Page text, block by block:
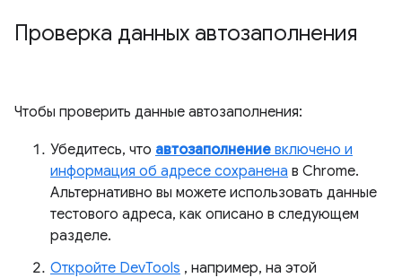
Проверка данных автозаполнения
Чтобы проверить данные автозаполнения:
Убедитесь, что автозаполнение включено и
информация об адресе сохранена в Chrome.
Альтернативно вы можете использовать данные
тестового адреса, как описано в следующем
разделе.
Откройте DevTools , например, на этой